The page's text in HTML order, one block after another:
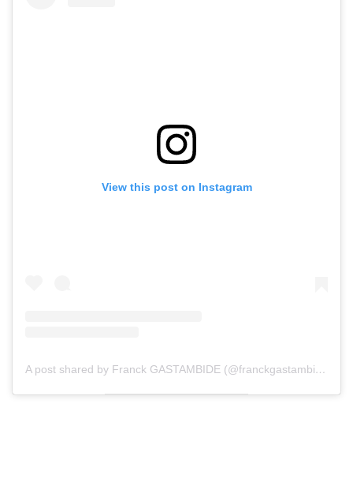
View this post on Instagram
A post shared by Franck GASTAMBIDE (@franckgastambide)